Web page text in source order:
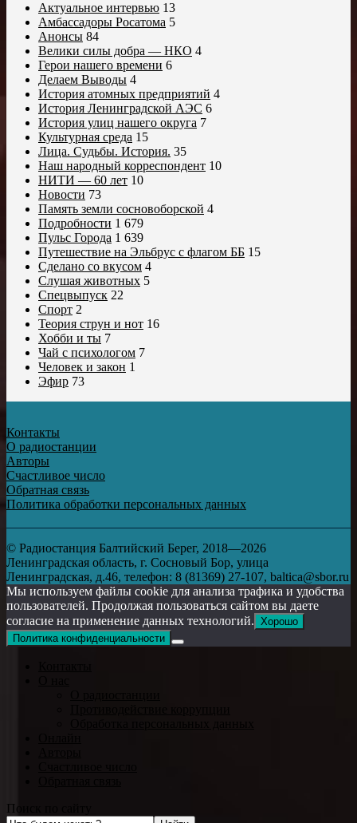
Актуальное интервью 13
Амбассадоры Росатома 5
Анонсы 84
Велики силы добра — НКО 4
Герои нашего времени 6
Делаем Выводы 4
История атомных предприятий 4
История Ленинградской АЭС 6
История улиц нашего округа 7
Культурная среда 15
Лица. Судьбы. История. 35
Наш народный корреспондент 10
НИТИ — 60 лет 10
Новости 73
Память земли сосновоборской 4
Подробности 1 679
Пульс Города 1 639
Путешествие на Эльбрус с флагом ББ 15
Сделано со вкусом 4
Слушая животных 5
Спецвыпуск 22
Спорт 2
Теория струн и нот 16
Хобби и ты 7
Чай с психологом 7
Человек и закон 1
Эфир 73
Контакты
О радиостанции
Авторы
Счастливое число
Обратная связь
Политика обработки персональных данных
© Радиостанция Балтийский Берег, 2018—2026
Ленинградская область, г. Сосновый Бор, улица
Ленинградская, д.46, телефон: 8 (81369) 27-107, baltica@sbor.ru
Мы используем файлы cookie для анализа трафика и удобства
пользователей. Продолжая пользоваться сайтом вы даете
согласие на применение данных технологий. Хорошо
Политика конфиденциальности
Поиск по сайту